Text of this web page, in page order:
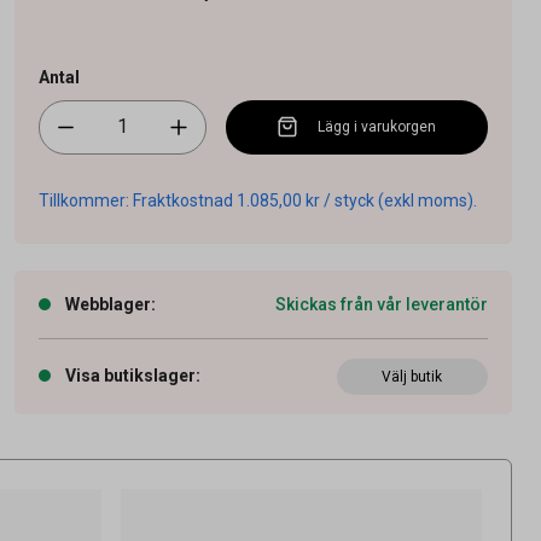
Antal
Lägg i varukorgen
Tillkommer: Fraktkostnad 1.085,00 kr / styck (exkl moms).
Webblager: Skickas från vår leverantör
Visa butikslager: Välj butik